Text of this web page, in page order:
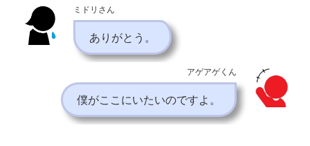
ミドリさん
ありがとう。
アゲアゲくん
僕がここにいたいのですよ。